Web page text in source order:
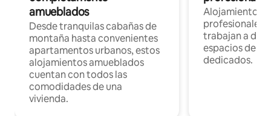
amueblados
Desde tranquilas cabañas de
montaña hasta convenientes
apartamentos urbanos, estos
alojamientos amueblados
cuentan con todos las
comodidades de una
vivienda.
Alojamientos
profesionales
trabajan a
espacios de
dedicados.